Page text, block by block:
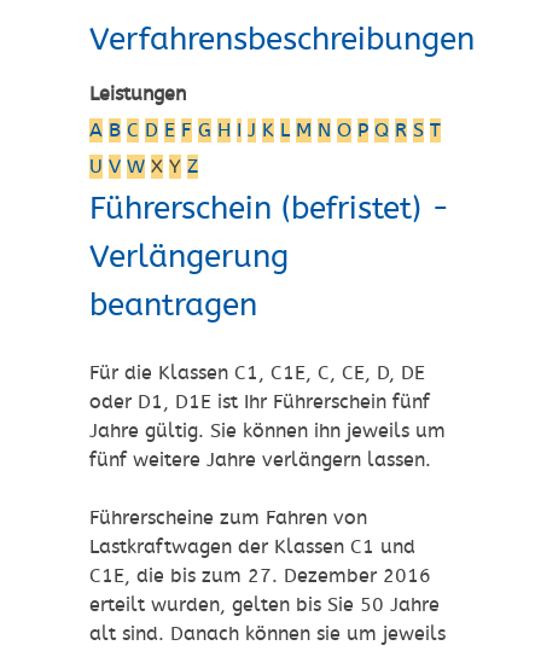
Verfahrensbeschreibungen
Leistungen
A B C D E F G H I J K L M N O P Q R S T
U V W X Y Z
Führerschein (befristet) -
Verlängerung
beantragen
Für die Klassen C1, C1E, C, CE, D, DE
oder D1, D1E ist Ihr Führerschein fünf
Jahre gültig. Sie können ihn jeweils um
fünf weitere Jahre verlängern lassen.
Führerscheine zum Fahren von
Lastkraftwagen der Klassen C1 und
C1E, die bis zum 27. Dezember 2016
erteilt wurden, gelten bis Sie 50 Jahre
alt sind. Danach können sie um jeweils